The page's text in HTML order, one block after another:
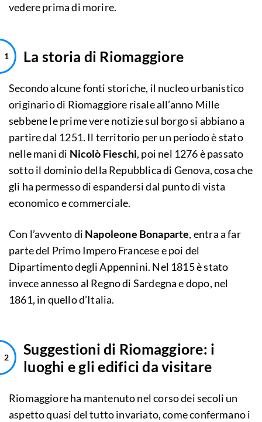
vedere prima di morire.
La storia di Riomaggiore
Secondo alcune fonti storiche, il nucleo urbanistico
originario di Riomaggiore risale all’anno Mille
sebbene le prime vere notizie sul borgo si abbiano a
partire dal 1251. Il territorio per un periodo è stato
nelle mani di Nicolò Fieschi, poi nel 1276 è passato
sotto il dominio della Repubblica di Genova, cosa che
gli ha permesso di espandersi dal punto di vista
economico e commerciale.
Con l’avvento di Napoleone Bonaparte, entra a far
parte del Primo Impero Francese e poi del
Dipartimento degli Appennini. Nel 1815 è stato
invece annesso al Regno di Sardegna e dopo, nel
1861, in quello d’Italia.
Suggestioni di Riomaggiore: i
luoghi e gli edifici da visitare
Riomaggiore ha mantenuto nel corso dei secoli un
aspetto quasi del tutto invariato, come confermano i